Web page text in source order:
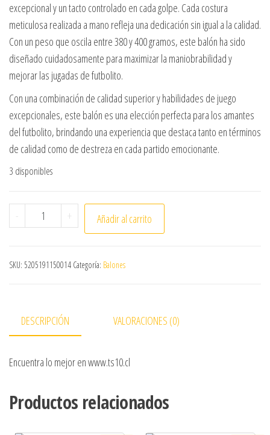
excepcional y un tacto controlado en cada golpe. Cada costura
meticulosa realizada a mano refleja una dedicación sin igual a la calidad.
Con un peso que oscila entre 380 y 400 gramos, este balón ha sido
diseñado cuidadosamente para maximizar la maniobrabilidad y
mejorar las jugadas de futbolito.
Con una combinación de calidad superior y habilidades de juego
excepcionales, este balón es una elección perfecta para los amantes
del futbolito, brindando una experiencia que destaca tanto en términos
de calidad como de destreza en cada partido emocionante.
3 disponibles
- BALÓN DE FUTBOLITO CAFU BOTE BAJO N°5 BLANCO
+ Añadir al carrito
SKU: 5205191150014 Categoría: Balones
DESCRIPCIÓN VALORACIONES (0)
Encuentra lo mejor en www.ts10.cl
Productos relacionados